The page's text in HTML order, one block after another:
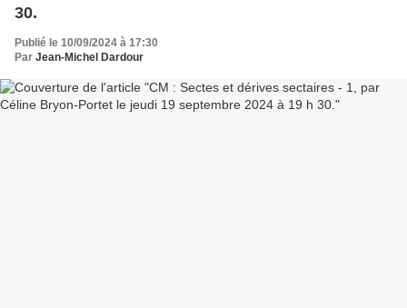
30.
Publié le 10/09/2024 à 17:30
Par Jean-Michel Dardour